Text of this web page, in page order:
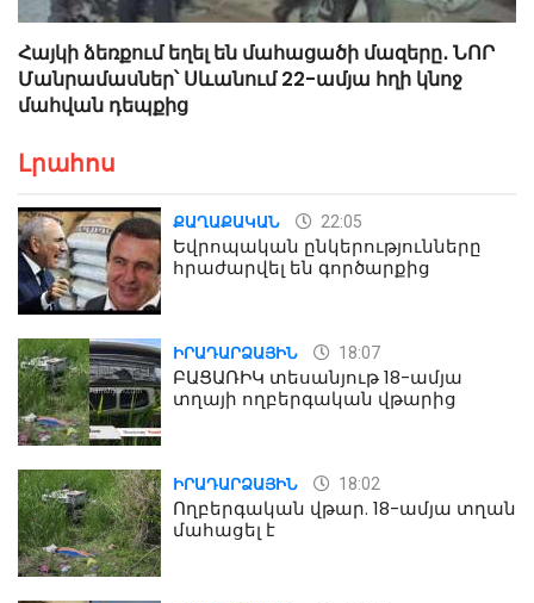
Հայկի ձեռքում եղել են մահացածի մազերը․ ՆՈՐ
Մանրամասներ՝ Սևանում 22-ամյա հղի կնոջ
մահվան դեպքից
Լրահոս
ՔԱՂԱՔԱԿԱՆ 22:05
Եվրոպական ընկերությունները
հրաժարվել են գործարքից
ԻՐԱԴԱՐՁԱՅԻՆ 18:07
ԲԱՑԱՌԻԿ տեսանյութ 18-ամյա
տղայի ողբերգական վթարից
ԻՐԱԴԱՐՁԱՅԻՆ 18:02
Ողբերգական վթար. 18-ամյա տղան
մահացել է